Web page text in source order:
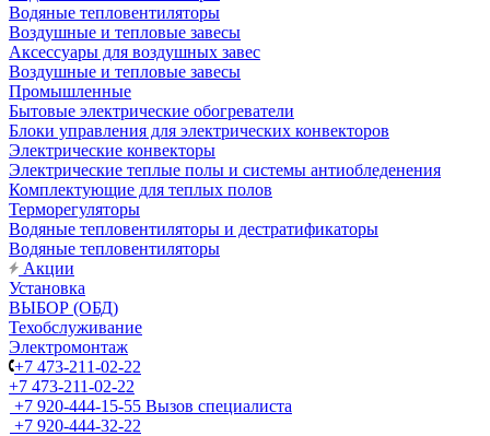
Водяные тепловентиляторы
Воздушные и тепловые завесы
Аксессуары для воздушных завес
Воздушные и тепловые завесы
Промышленные
Бытовые электрические обогреватели
Блоки управления для электрических конвекторов
Электрические конвекторы
Электрические теплые полы и системы антиобледенения
Комплектующие для теплых полов
Терморегуляторы
Водяные тепловентиляторы и дестратификаторы
Водяные тепловентиляторы
Акции
Установка
ВЫБОР (ОБД)
Техобслуживание
Электромонтаж
+7 473-211-02-22
+7 473-211-02-22
+7 920-444-15-55 Вызов специалиста
+7 920-444-32-22